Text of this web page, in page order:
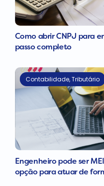
Como abrir CNPJ para
passo completo
Contabilidade,Tributário
Engenheiro pode ser
opção para atuar de